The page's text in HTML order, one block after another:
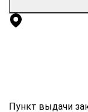
Пункт выдачи